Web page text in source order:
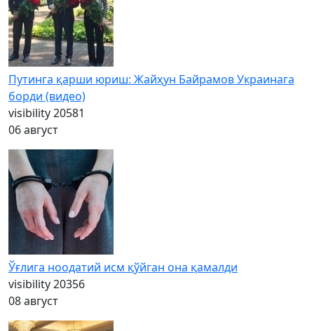
Путинга қарши юриш: Жайҳун Байрамов Украинага
борди (видео)
visibility20581
06 август
Ўғлига ноодатий исм қўйган она қамалди
visibility20356
08 август